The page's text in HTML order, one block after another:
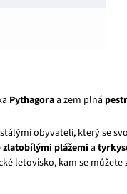
Pythagoraa zem plná
obyvateli, který se
zlatobílými plážemi a
letovisko, kam se můžete